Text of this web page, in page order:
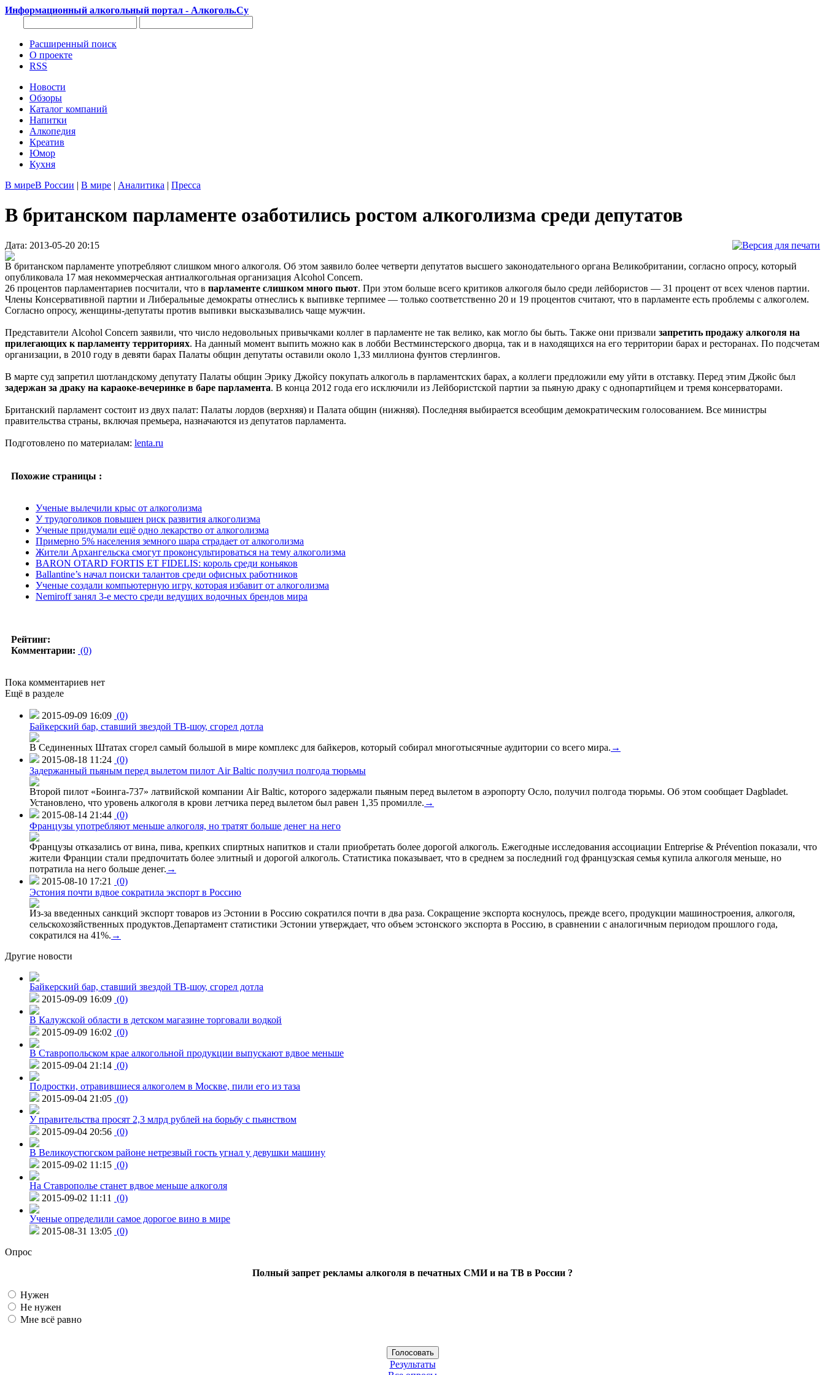
Информационный алкогольный портал - Алкоголь.Су
Расширенный поиск
О проекте
RSS
Новости
Обзоры
Каталог компаний
Напитки
Алкопедия
Креатив
Юмор
Кухня
В миреВ России | В мире | Аналитика | Пресса
В британском парламенте озаботились ростом алкоголизма среди депутатов
Дата: 2013-05-20 20:15
В британском парламенте употребляют слишком много алкоголя. Об этом заявило более четверти депутатов высшего законодательного органа Великобритании, согласно опросу, который
опубликовала 17 мая некоммерческая антиалкогольная организация Alcohol Concern.
26 процентов парламентариев посчитали, что в парламенте слишком много пьют. При этом больше всего критиков алкоголя было среди лейбористов — 31 процент от всех членов партии.
Члены Консервативной партии и Либеральные демократы отнеслись к выпивке терпимее — только соответственно 20 и 19 процентов считают, что в парламенте есть проблемы с алкоголем.
Согласно опросу, женщины-депутаты против выпивки высказывались чаще мужчин.
Представители Alcohol Concern заявили, что число недовольных привычками коллег в парламенте не так велико, как могло бы быть. Также они призвали запретить продажу алкоголя на
прилегающих к парламенту территориях. На данный момент выпить можно как в лобби Вестминстерского дворца, так и в находящихся на его территории барах и ресторанах. По подсчетам
организации, в 2010 году в девяти барах Палаты общин депутаты оставили около 1,33 миллиона фунтов стерлингов.
В марте суд запретил шотландскому депутату Палаты общин Эрику Джойсу покупать алкоголь в парламентских барах, а коллеги предложили ему уйти в отставку. Перед этим Джойс был
задержан за драку на караоке-вечеринке в баре парламента. В конца 2012 года его исключили из Лейбористской партии за пьяную драку с однопартийцем и тремя консерваторами.
Британский парламент состоит из двух палат: Палаты лордов (верхняя) и Палата общин (нижняя). Последняя выбирается всеобщим демократическим голосованием. Все министры
правительства страны, включая премьера, назначаются из депутатов парламента.
Подготовлено по материалам: lenta.ru
Похожие страницы :
Ученые вылечили крыс от алкоголизма
У трудоголиков повышен риск развития алкоголизма
Ученые придумали ещё одно лекарство от алкоголизма
Примерно 5% населения земного шара страдает от алкоголизма
Жители Архангельска смогут проконсультироваться на тему алкоголизма
BARON OTARD FORTIS ET FIDELIS: король среди коньяков
Ballantine’s начал поиски талантов среди офисных работников
Ученые создали компьютерную игру, которая избавит от алкоголизма
Nemiroff занял 3-е место среди ведущих водочных брендов мира
Рейтинг:
Комментарии: (0)
Пока комментариев нет
Ещё в разделе
2015-09-09 16:09 (0)
Байкерский бар, ставший звездой ТВ-шоу, сгорел дотла
В Сединенных Штатах сгорел самый большой в мире комплекс для байкеров, который собирал многотысячные аудитории со всего мира. →
2015-08-18 11:24 (0)
Задержанный пьяным перед вылетом пилот Air Baltic получил полгода тюрьмы
Второй пилот «Боинга-737» латвийской компании Air Baltic, которого задержали пьяным перед вылетом в аэропорту Осло, получил полгода тюрьмы. Об этом сообщает Dagbladet.
Установлено, что уровень алкоголя в крови летчика перед вылетом был равен 1,35 промилле. →
2015-08-14 21:44 (0)
Французы употребляют меньше алкоголя, но тратят больше денег на него
Французы отказались от вина, пива, крепких спиртных напитков и стали приобретать более дорогой алкоголь. Ежегодные исследования ассоциации Entreprise & Prévention показали, что
жители Франции стали предпочитать более элитный и дорогой алкоголь. Статистика показывает, что в среднем за последний год французская семья купила алкоголя меньше, но
потратила на него больше денег. →
2015-08-10 17:21
(0)
Эстония почти вдвое сократила экспорт в Россию
Из-за введенных санкций экспорт товаров из Эстонии в Россию сократился почти в два раза. Сокращение экспорта коснулось, прежде всего, продукции машиностроения, алкоголя,
сельскохозяйственных продуктов.Департамент статистики Эстонии утверждает, что объем эстонского экспорта в Россию, в сравнении с аналогичным периодом прошлого года,
сократился на 41%. →
Другие новости
Байкерский бар, ставший звездой ТВ-шоу, сгорел дотла
2015-09-09 16:09 (0)
В Калужской области в детском магазине торговали водкой
2015-09-09 16:02 (0)
В Ставропольском крае алкогольной продукции выпускают вдвое меньше
2015-09-04 21:14 (0)
Подростки, отравившиеся алкоголем в Москве, пили его из таза
2015-09-04 21:05 (0)
У правительства просят 2,3 млрд рублей на борьбу с пьянством
2015-09-04 20:56 (0)
В Великоустюгском районе нетрезвый гость угнал у девушки машину
2015-09-02 11:15 (0)
На Ставрополье станет вдвое меньше алкоголя
2015-09-02 11:11
(0)
Ученые определили самое дорогое вино в мире
2015-08-31 13:05 (0)
Опрос
Полный запрет рекламы алкоголя в печатных СМИ и на ТВ в России ?
Нужен
Не нужен
Мне всё равно
Результаты